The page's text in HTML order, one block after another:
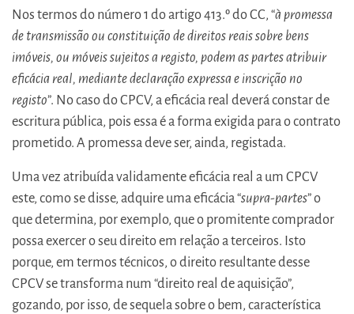
Nos termos do número 1 do artigo 413.º do CC, “à promessa
de transmissão ou constituição de direitos reais sobre bens
imóveis, ou móveis sujeitos a registo, podem as partes atribuir
eficácia real, mediante declaração expressa e inscrição no
registo”. No caso do CPCV, a eficácia real deverá constar de
escritura pública, pois essa é a forma exigida para o contrato
prometido. A promessa deve ser, ainda, registada.
Uma vez atribuída validamente eficácia real a um CPCV
este, como se disse, adquire uma eficácia “supra-partes” o
que determina, por exemplo, que o promitente comprador
possa exercer o seu direito em relação a terceiros. Isto
porque, em termos técnicos, o direito resultante desse
CPCV se transforma num “direito real de aquisição”,
gozando, por isso, de sequela sobre o bem, característica